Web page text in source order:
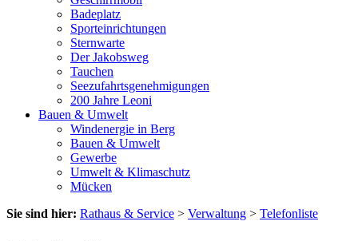
Badeplatz
Sporteinrichtungen
Sternwarte
Der Jakobsweg
Tauchen
Seezufahrtsgenehmigungen
200 Jahre Leoni
Bauen & Umwelt
Windenergie in Berg
Bauen & Umwelt
Gewerbe
Umwelt & Klimaschutz
Mücken
Sie sind hier: Rathaus & Service > Verwaltung > Telefonliste